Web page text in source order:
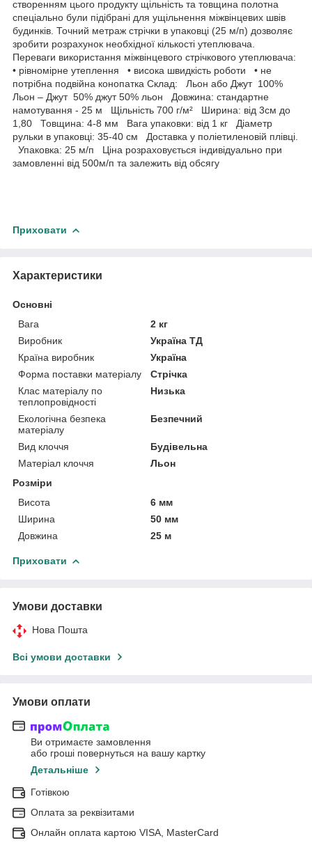
створенням цього продукту щільність та товщина полотна
спеціально були підібрані для ущільнення міжвінцевих швів
будинків. Точний метраж стрічки в упаковці (25 м/п) дозволяє
зробити розрахунок необхідної кількості утеплювача.
Переваги використання міжвінцевого стрічкового утеплювача:
• рівномірне утеплення • висока швидкість роботи • не
потрібна подвійна конопатка Склад: Льон або Джут 100%
Льон – Джут 50% джут 50% льон Довжина: стандартне
намотування - 25 м Щільність 700 г/м² Ширина: від 3см до
1,80 Товщина: 4-8 мм Вага упаковки: від 1 кг Діаметр
рульки в упаковці: 35-40 см Доставка у поліетиленовій плівці.
Упаковка: 25 м/п Ціна розраховується індивідуально при
замовленні від 500м/п та залежить від обсягу
Приховати
Характеристики
Основні
Вага
2 кг
Виробник
Україна ТД
Країна виробник
Україна
Форма поставки матеріалу
Стрічка
Клас матеріалу по
теплопровідності
Низька
Екологічна безпека
матеріалу
Безпечний
Вид клоччя
Будівельна
Матеріал клоччя
Льон
Розміри
Висота
6 мм
Ширина
50 мм
Довжина
25 м
Приховати
Умови доставки
Нова Пошта
Всі умови доставки
Умови оплати
Ви отримаєте замовлення
або гроші повернуться на вашу картку
Детальніше
Готівкою
Оплата за реквізитами
Онлайн оплата картою VISA, MasterCard